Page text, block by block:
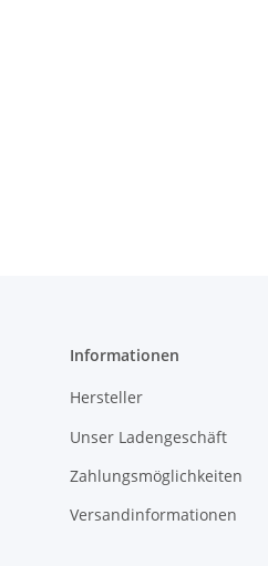
Informationen
Hersteller
Unser Ladengeschäft
Zahlungsmöglichkeiten
Versandinformationen